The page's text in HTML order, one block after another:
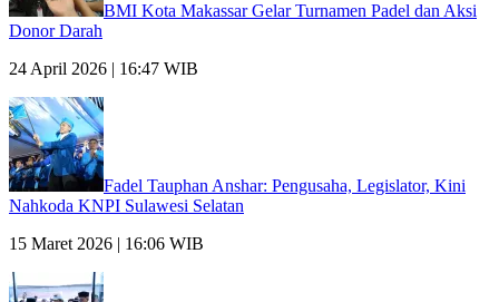
BMI Kota Makassar Gelar Turnamen Padel dan Aksi
Donor Darah
24 April 2026 | 16:47 WIB
Fadel Tauphan Anshar: Pengusaha, Legislator, Kini
Nahkoda KNPI Sulawesi Selatan
15 Maret 2026 | 16:06 WIB